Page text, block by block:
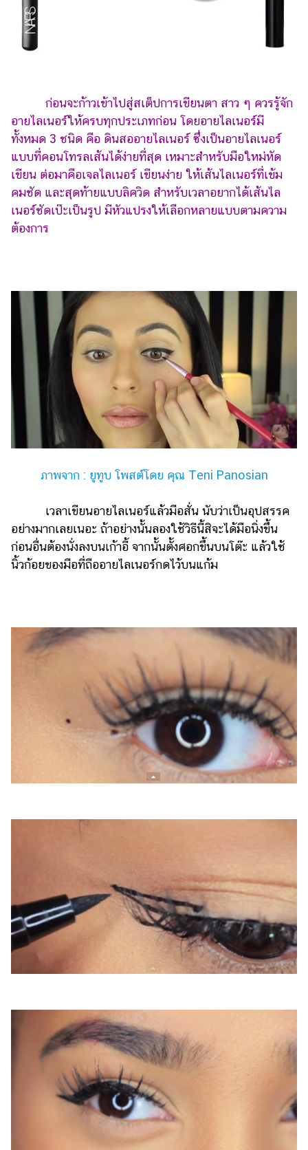
ตกแต่ง
มือ
ถือ
ราคา
วา
ไร
ตี้
แต่งงาน
เด็ก
เลี้ยง
Infographic
บริการ
กระปุก
ออนไลน์
เรียน
เลข
ออนไลน์
ติดต่อ
ร่วม
งาน
ก่อนจะก้าวเข้าไปสู่สเต็ปการเขียนตา สาว ๆ ควรรู้จัก
อายไลเนอร์ให้ครบทุกประเภทก่อน โดยอายไลเนอร์มี
ทั้งหมด 3 ชนิด คือ ดินสออายไลเนอร์ ซึ่งเป็นอายไลเนอร์
แบบที่คอนโทรลเส้นได้ง่ายที่สุด เหมาะสำหรับมือใหม่หัด
เขียน ต่อมาคือเจลไลเนอร์ เขียนง่าย ให้เส้นไลเนอร์ที่เข้ม
คมชัด และสุดท้ายแบบลิควิด สำหรับเวลาอยากได้เส้นไล
เนอร์ชัดเป๊ะเป็นรูป มีหัวแปรงให้เลือกหลายแบบตามความ
ต้องการ
ภาพจาก : ยูทูบ โพสต์โดย คุณ Teni Panosian
เวลาเขียนอายไลเนอร์แล้วมือสั่น นับว่าเป็นอุปสรรค
อย่างมากเลยเนอะ ถ้าอย่างนั้นลองใช้วิธีนี้สิจะได้มือนิ่งขึ้น
ก่อนอื่นต้องนั่งลงบนเก้าอี้ จากนั้นตั้งศอกขึ้นบนโต๊ะ แล้วใช้
นิ้วก้อยของมือที่ถืออายไลเนอร์กดไว้บนแก้ม